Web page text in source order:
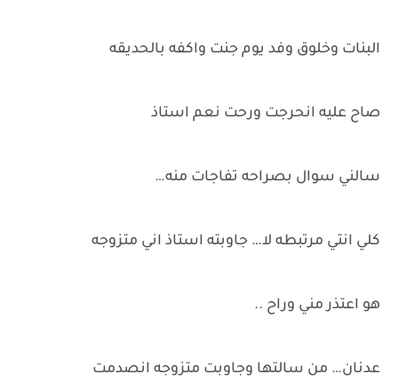
البنات وخلوق وفد يوم جنت واكفه بالحديقه
صاح عليه انحرجت ورحت نعم استاذ
سالني سوال بصراحه تفاجات منه…
كلي انتي مرتبطه لا… جاوبته استاذ اني متزوجه
هو اعتذر مني وراح ..
عدنان… من سالتها وجاوبت متزوجه انصدمت